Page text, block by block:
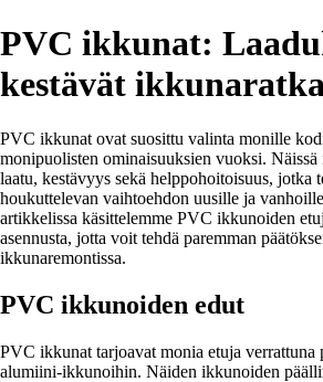
PVC ikkunat:
kestävät
PVC ikkunat ovat suosittu valinta monille
monipuolisten ominaisuuksien vuoksi.
laatu, kestävyys sekä helppohoitoisuus, jotka
houkuttelevan vaihtoehdon uusille ja
artikkelissa käsittelemme PVC ikkunoiden
asennusta, jotta voit tehdä paremman
ikkunaremontissa.
PVC ikkunoiden edut
PVC ikkunat tarjoavat monia etuja verrattuna
alumiini-ikkunoihin. Näiden ikkunoiden